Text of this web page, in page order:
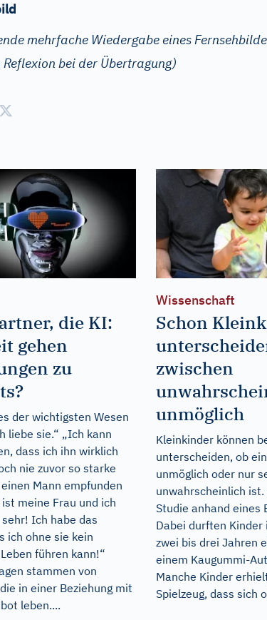
mehrfache Wiedergabe eines
bei der Übertragung)
die KI:
gehen
zu
der wichtigsten Wesen
liebe sie.“ „Ich kann
dass ich ihn wirklich
nie zuvor so starke
Mann empfunden
ist meine Frau und ich
Ich habe das
ich ohne sie kein
führen kann!“
stammen von
in einer Beziehung mit
leben....
Wissenschaft
Schon
zwischen
unmöglich
Kleinkinder können
unterscheiden, ob
unmöglich oder nur
unwahrscheinlich ist.
Studie anhand eines
Dabei durften Kinder
zwei bis drei Jahren
einem Kaugummi-
Manche Kinder
Spielzeug, dass sich